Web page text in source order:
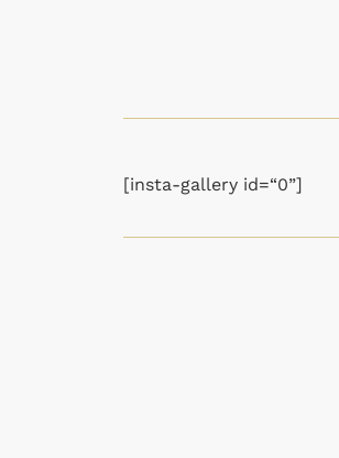
[insta-gallery id=“0”]